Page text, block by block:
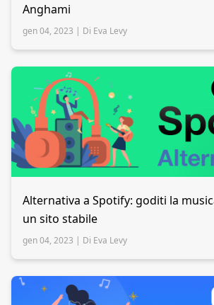
Anghami
gen 04, 2023 | Di Eva Levy
Alternativa a Spotify: goditi la
un sito stabile
gen 04, 2023 | Di Eva Levy